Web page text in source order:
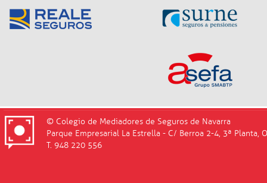
© Colegio de Mediadores de Seguros de Navarra
Parque Empresarial La Estrella - C/ Berroa 2-4, 3ª Planta,
T. 948 220 556